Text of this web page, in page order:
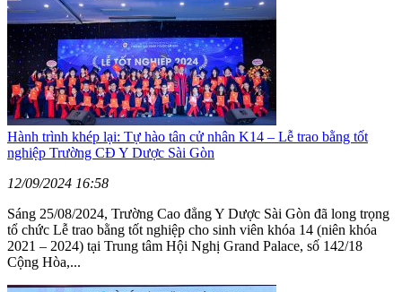
Hành trình khép lại: Tự hào tân cử nhân K14 – Lễ trao bằng tốt
nghiệp Trường CĐ Y Dược Sài Gòn
12/09/2024 16:58
Sáng 25/08/2024, Trường Cao đẳng Y Dược Sài Gòn đã long trọng
tổ chức Lễ trao bằng tốt nghiệp cho sinh viên khóa 14 (niên khóa
2021 – 2024) tại Trung tâm Hội Nghị Grand Palace, số 142/18
Cộng Hòa,...